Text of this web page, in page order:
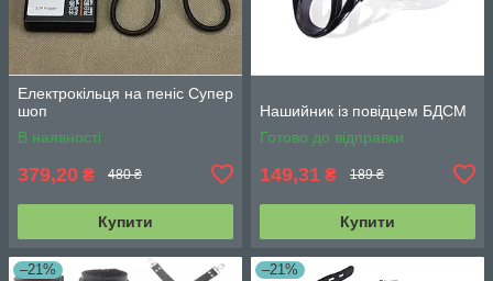
Електрокільця на пеніс Супер
шоп
В наявності
379,20 ₴ 480 ₴
Купити
Нашийник із повідцем БДСМ
Готово до відправки
149,31 ₴ 189 ₴
Купити
–21% –21%